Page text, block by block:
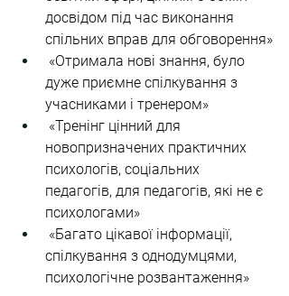
досвідом під час виконання
спільних вправ для обговорення»
«Отримала нові знання, було
дуже приємне спілкування з
учасниками і тренером»
«Тренінг цінний для
новопризначених практичних
психологів, соціальних
педагогів, для педагогів, які не є
психологами»
«Багато цікавої інформації,
спілкування з однодумцями,
психологічне розвантаження»